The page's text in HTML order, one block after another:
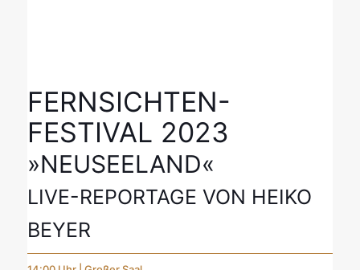
FERNSICHTEN-
FESTIVAL 2023
»NEUSEELAND«
LIVE-REPORTAGE VON HEIKO
BEYER